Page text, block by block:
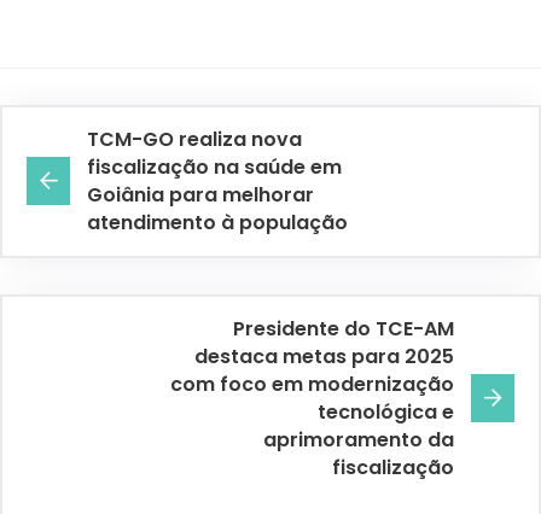
TCM-GO realiza nova
fiscalização na saúde em
Goiânia para melhorar
atendimento à população
Presidente do TCE-AM
destaca metas para 2025
com foco em modernização
tecnológica e
aprimoramento da
fiscalização